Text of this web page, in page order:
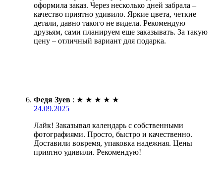
оформила заказ. Через несколько дней забрала –
качество приятно удивило. Яркие цвета, четкие
детали, давно такого не видела. Рекомендую
друзьям, сами планируем еще заказывать. За такую
цену – отличный вариант для подарка.
Федя Зуев : ★ ★ ★ ★ ★
24.09.2025
Лайк! Заказывал календарь с собственными
фотографиями. Просто, быстро и качественно.
Доставили вовремя, упаковка надежная. Цены
приятно удивили. Рекомендую!